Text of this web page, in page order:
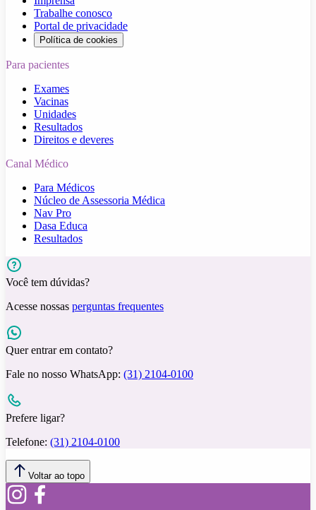
Trabalhe conosco
Portal de privacidade
Política de cookies
Para pacientes
Exames
Vacinas
Unidades
Resultados
Direitos e deveres
Canal Médico
Para Médicos
Núcleo de Assessoria Médica
Nav Pro
Dasa Educa
Resultados
Você tem dúvidas?
Acesse nossas perguntas frequentes
Quer entrar em contato?
Fale no nosso WhatsApp: (31) 2104-0100
Prefere ligar?
Telefone: (31) 2104-0100
Voltar ao topo